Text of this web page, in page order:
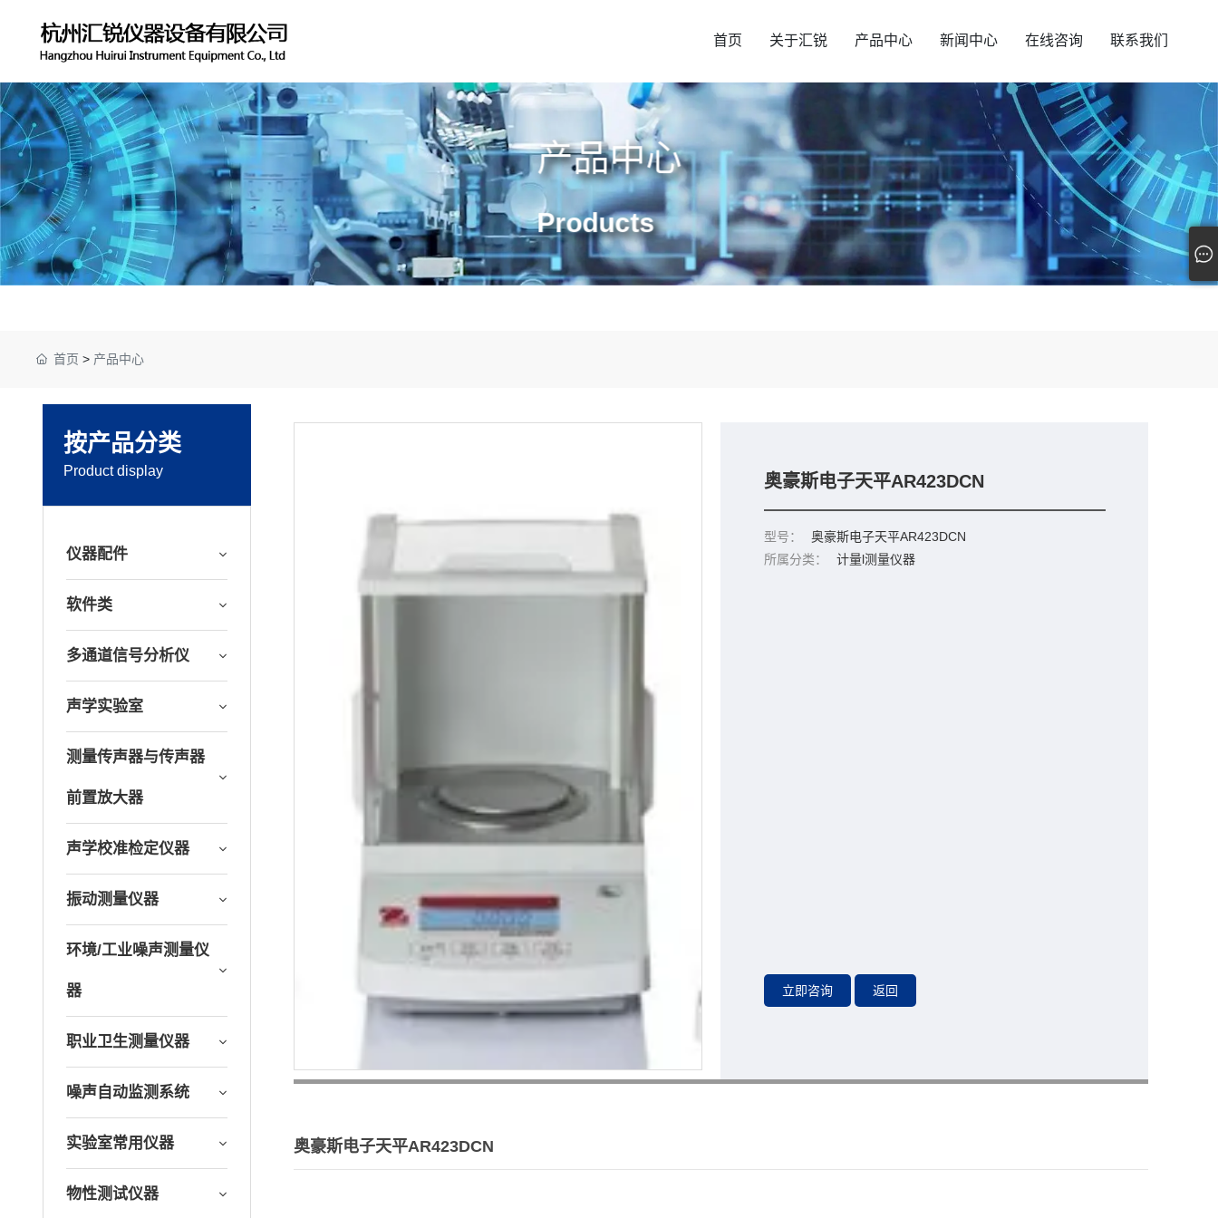
首页 关于汇锐 产品中心 新闻中心 在线咨询 联系我们
产品中心
Products
首页 > 产品中心
按产品分类
Product display
仪器配件
软件类
多通道信号分析仪
声学实验室
测量传声器与传声器
前置放大器
声学校准检定仪器
振动测量仪器
环境/工业噪声测量仪
器
职业卫生测量仪器
噪声自动监测系统
实验室常用仪器
物性测试仪器
奥豪斯电子天平AR423DCN
型号：
奥豪斯电子天平AR423DCN
所属分类：
计量l测量仪器
奥豪斯电子天平AR423DCN